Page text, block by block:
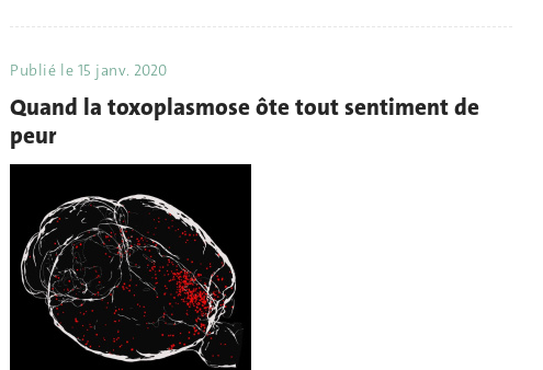
Publié le 15 janv. 2020
Quand la toxoplasmose ôte tout sentiment de
peur